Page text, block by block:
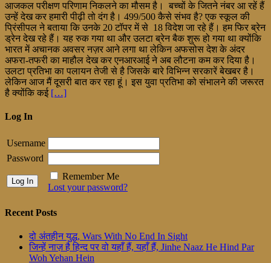
आजकल परीक्षण परिणाम निकलने का मौसम है। बच्चों के जितने नंबर आ रहें हैं
उन्हें देख कर हमारी पीढ़ी तो दंग है। 499/500 कैसे संभव है? एक स्कूल की
प्रिंसीपल ने बताया कि उनके 20 टॉपर में से 18 विदेश जा रहे हैं। हम फिर ब्रेन
ड्रेन देख रहे हैं। यह रुक गया था और उलटा ब्रेन बैक शुरू हो गया था क्योंकि
भारत में अचानक अवसर नज़र आने लगा था लेकिन अफसोस देश के अंदर
अफरा-तफरी का माहौल देख कर एनआरआई ने अब लौटना कम कर दिया है।
उलटा प्रतिभा का पलायन तेजी से है जिसके बारे विभिन्न सरकारें बेखबर है।
लेकिन आज मैं दूसरी बात कर रहा हूं। इस युवा प्रतिभा को संभालने की जरूरत
है क्योंकि कई […]
Log In
Username
Password
Remember Me
Lost your password?
Recent Posts
दो अंतहीन युद्ध, Wars With No End In Sight
जिन्हें नाज़ है हिन्द पर वो यहाँ हैं, यहाँ हैं, Jinhe Naaz He Hind Par
Woh Yehan Hein